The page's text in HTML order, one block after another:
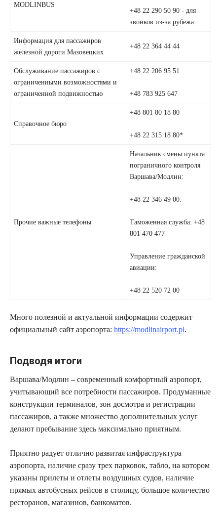
MODLINBUS
+48 22 290 50 90 - для
звонков из-за рубежа
Информация для пассажиров
железной дороги Мазовецких
+48 22 364 44 44
Обслуживание пассажиров с
ограниченными возможностями и
ограниченной подвижностью
+48 22 206 95 51
+48 783 925 647
Справочное бюро
+48 801 80 18 80
+48 22 315 18 80*
Прочие важные телефоны
Начальник смены пункта
пограничного контроля
Варшава/Модлин:
+48 22 346 49 00.
Таможенная служба: +48
801 470 477
Управление гражданской
авиации:
+48 22 520 72 00
Много полезной и актуальной информации содержит
официальный сайт аэропорта: https://modlinairport.pl.
Подводя итоги
Варшава/Модлин – современный комфортный аэропорт,
учитывающий все потребности пассажиров. Продуманные
конструкции терминалов, зон досмотра и регистрации
пассажиров, а также множество дополнительных услуг
делают пребывание здесь максимально приятным.
Приятно радует отлично развитая инфраструктура
аэропорта, наличие сразу трех парковок, табло, на котором
указаны прилеты и отлеты воздушных судов, наличие
прямых автобусных рейсов в столицу, большое количество
ресторанов, магазинов, банкоматов.